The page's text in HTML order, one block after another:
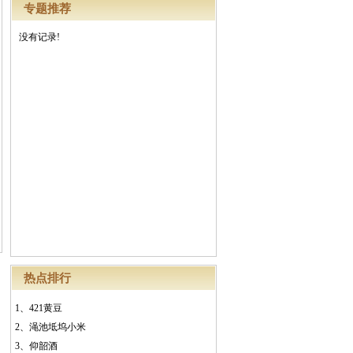
专题推荐
没有记录!
热点排行
1、 421黄豆
2、 渑池坻坞小米
3、 仰韶酒